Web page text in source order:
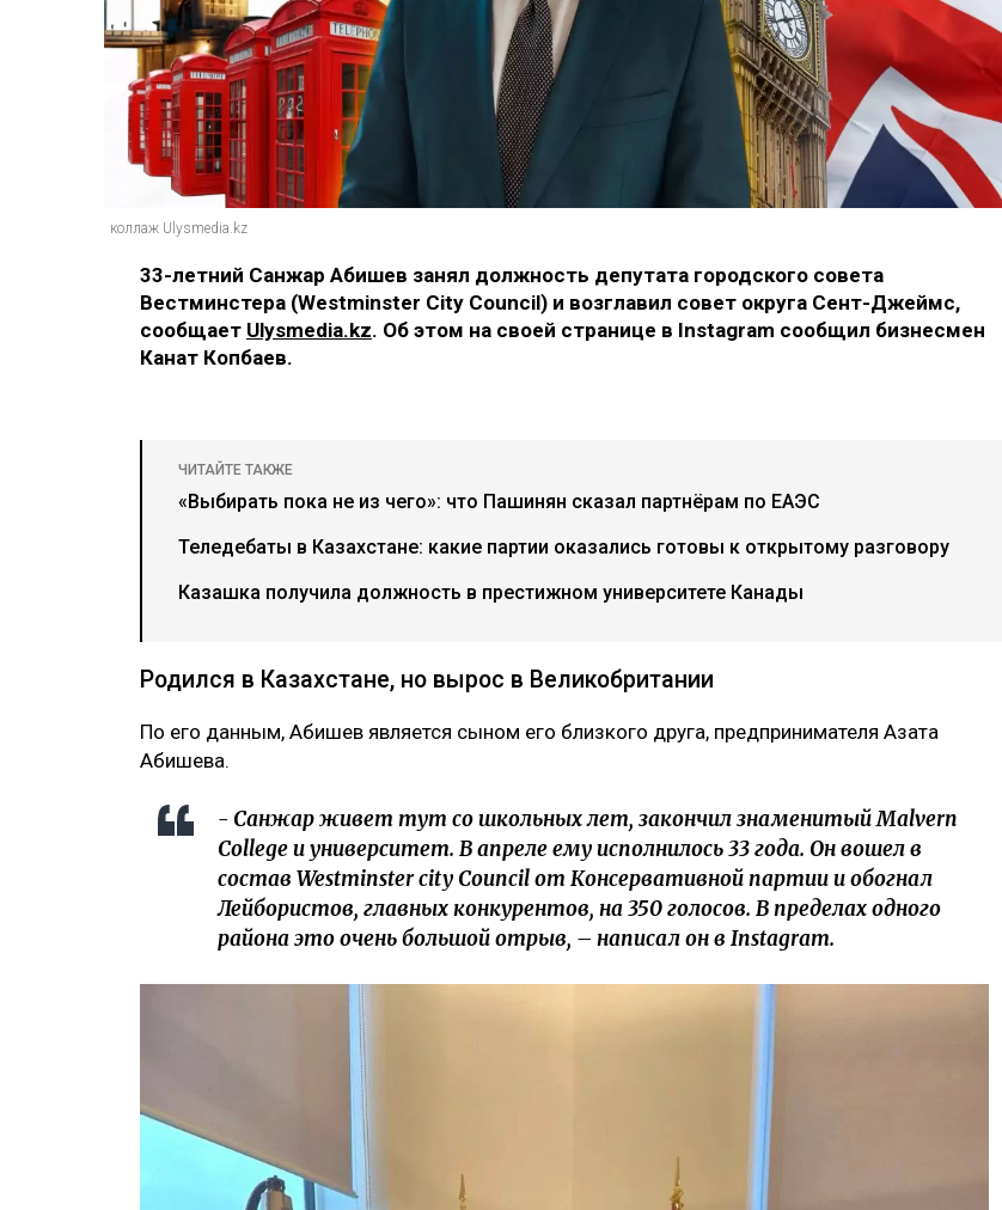
коллаж Ulysmedia.kz
33-летний Санжар Абишев занял должность депутата городского совета
Вестминстера (Westminster City Council) и возглавил совет округа Сент-Джеймс,
сообщает Ulysmedia.kz. Об этом на своей странице в Instagram сообщил бизнесмен
Канат Копбаев.
ЧИТАЙТЕ ТАКЖЕ
«Выбирать пока не из чего»: что Пашинян сказал партнёрам по ЕАЭС
Теледебаты в Казахстане: какие партии оказались готовы к открытому разговору
Казашка получила должность в престижном университете Канады
Родился в Казахстане, но вырос в Великобритании
По его данным, Абишев является сыном его близкого друга, предпринимателя Азата
Абишева.
- Санжар живет тут со школьных лет, закончил знаменитый Malvern
College и университет. В апреле ему исполнилось 33 года. Он вошел в
состав Westminster city Council от Консервативной партии и обогнал
Лейбористов, главных конкурентов, на 350 голосов. В пределах одного
района это очень большой отрыв, – написал он в Instagram.